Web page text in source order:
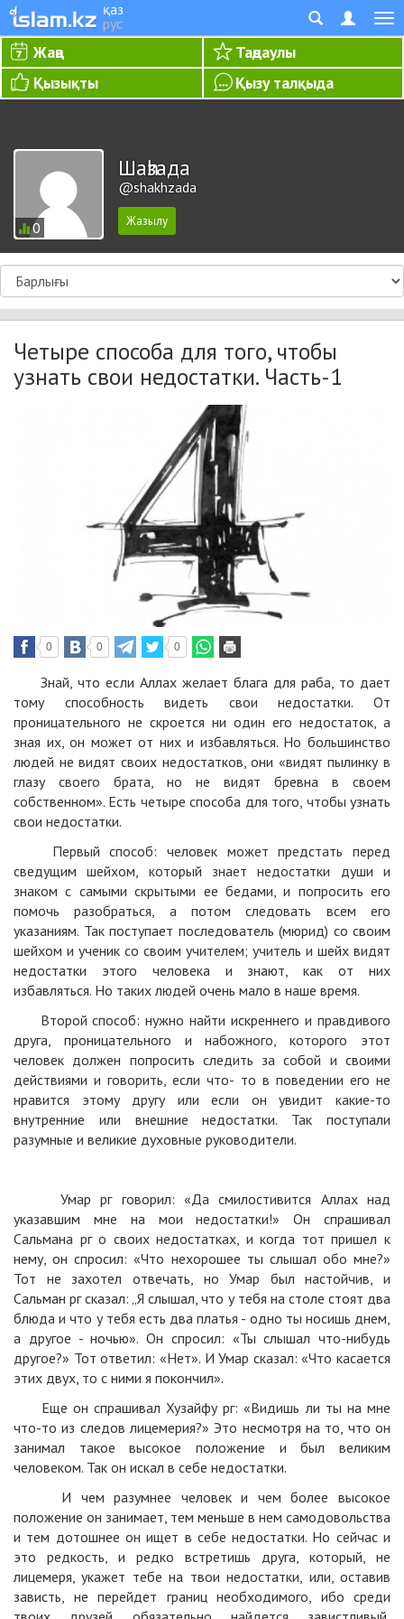
қаз
рус
Жаңа
Таңдаулы
Қызықты
Қызу талқыда
0
Шаһзада
@shakhzada
Четыре способа для того, чтобы
узнать свои недостатки. Часть-1
0 0 0
Знай, что если Аллах желает блага для раба, то дает
тому способность видеть свои недостатки. От
проницательного не скроется ни один его недостаток, а
зная их, он может от них и избавляться. Но большинство
людей не видят своих недостатков, они «видят пылинку в
глазу своего брата, но не видят бревна в своем
собственном». Есть четыре способа для того, чтобы узнать
свои недостатки.
Первый способ: человек может предстать перед
сведущим шейхом, который знает недостатки души и
знаком с самыми скрытыми ее бедами, и попросить его
помочь разобраться, а потом следовать всем его
указаниям. Так поступает последователь (мюрид) со своим
шейхом и ученик со своим учителем; учитель и шейх видят
недостатки этого человека и знают, как от них
избавляться. Но таких людей очень мало в наше время.
Второй способ: нужно найти искреннего и правдивого
друга, проницательного и набожного, которого этот
человек должен попросить следить за собой и своими
действиями и говорить, если что- то в поведении его не
нравится этому другу или если он увидит какие-то
внутренние или внешние недостатки. Так поступали
разумные и великие духовные руководители.
Умар рг говорил: «Да смилостивится Аллах над
указавшим мне на мои недостатки!» Он спрашивал
Сальмана рг о своих недостатках, и когда тот пришел к
нему, он спросил: «Что нехорошее ты слышал обо мне?»
Тот не захотел отвечать, но Умар был настойчив, и
Сальман рг сказал: „Я слышал, что у тебя на столе стоят два
блюда и что у тебя есть два платья - одно ты носишь днем,
а другое - ночью». Он спросил: «Ты слышал что-нибудь
другое?» Тот ответил: «Нет». И Умар сказал: «Что касается
этих двух, то с ними я покончил».
Еще он спрашивал Хузайфу рг: «Видишь ли ты на мне
что-то из следов лицемерия?» Это несмотря на то, что он
занимал такое высокое положение и был великим
человеком. Так он искал в себе недостатки.
И чем разумнее человек и чем более высокое
положение он занимает, тем меньше в нем самодовольства
и тем дотошнее он ищет в себе недостатки. Но сейчас и
это редкость, и редко встретишь друга, который, не
лицемеря, укажет тебе на твои недостатки, или, оставив
зависть, не перейдет границ необходимого, ибо среди